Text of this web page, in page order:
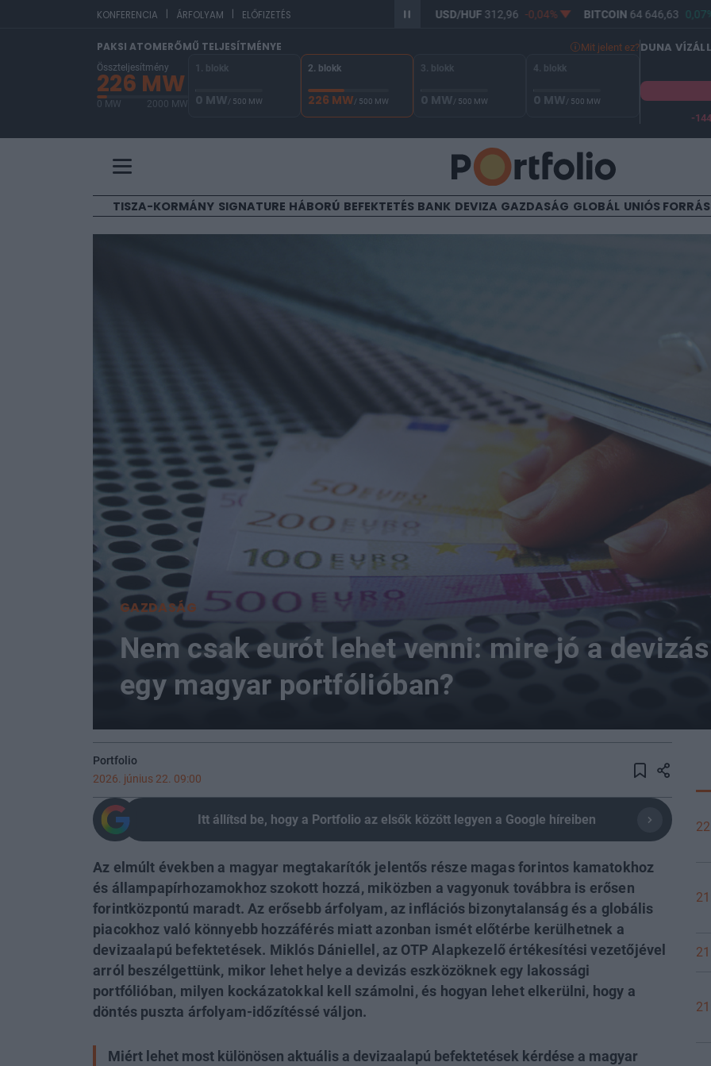
KONFERENCIA | ÁRFOLYAM | ELŐFIZETÉSEUR/HUF USD/HUF312,96 -0,04% BITCOIN64 646,63 0,07%
PAKSI ATOMERŐMŰ TELJESÍTMÉNYE Mit jelent ez?
Összteljesítmény
226 MW
0 MW 2000 MW
1. blokk
0 MW/ 500 MW
2. blokk
226 MW/ 500 MW
3. blokk
0 MW/ 500 MW
4. blokk
0 MW/ 500 MW
DUNA
-
TISZA-KORMÁNY SIGNATURE HÁBORÚ BEFEKTETÉS BANK DEVIZA GAZDASÁG GLOBÁL UNIÓS
GAZDASÁG
Nem csak eurót lehet venni: mire jó a
egy magyar portfólióban?
Portfolio
2026. június 22. 09:00
Itt állítsd be, hogy a Portfolio az elsők között legyen a Google híreiben
Az elmúlt években a magyar megtakarítók jelentős része magas forintos kamatokhoz
és állampapírhozamokhoz szokott hozzá, miközben a vagyonuk továbbra is erősen
forintközpontú maradt. Az erősebb árfolyam, az inflációs bizonytalanság és a globális
piacokhoz való könnyebb hozzáférés miatt azonban ismét előtérbe kerülhetnek a
devizaalapú befektetések. Miklós Dániellel, az OTP Alapkezelő értékesítési vezetőjével
arról beszélgettünk, mikor lehet helye a devizás eszközöknek egy lakossági
portfólióban, milyen kockázatokkal kell számolni, és hogyan lehet elkerülni, hogy a
döntés puszta árfolyam-időzítéssé váljon.
Miért lehet most különösen aktuális a devizaalapú befektetések kérdése a magyar